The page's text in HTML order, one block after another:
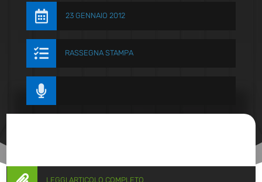
 23 GENNAIO 2012
 RASSEGNA STAMPA

LEGGI ARTICOLO COMPLETO